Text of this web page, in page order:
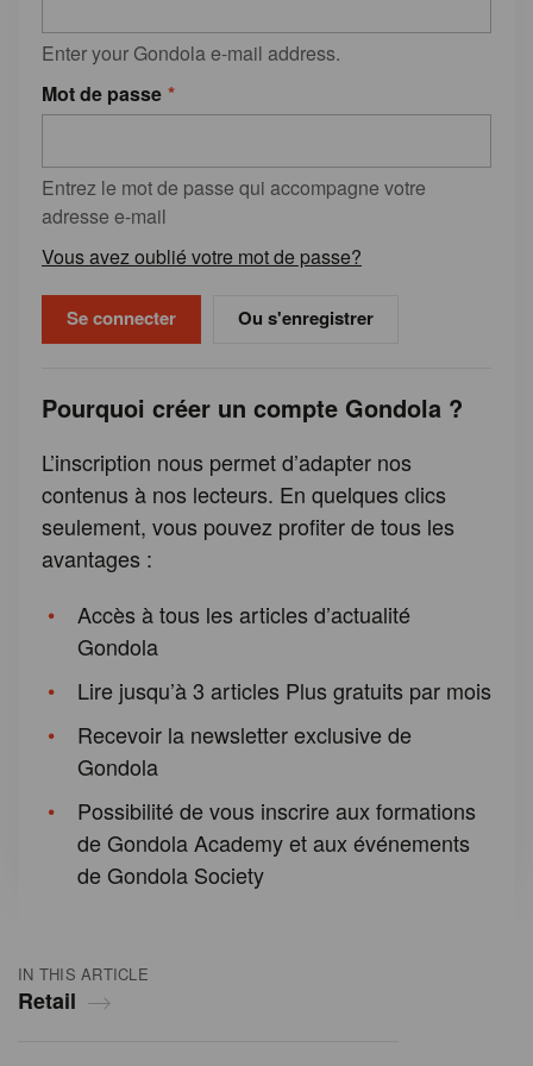
IN THIS ARTICLE
Retail
Enter your Gondola e-mail address.
Mot de passe
Entrez le mot de passe qui accompagne votre
adresse e-mail
Vous avez oublié votre mot de passe?
Ou s'enregistrer
Pourquoi créer un compte Gondola ?
L’inscription nous permet d’adapter nos
contenus à nos lecteurs. En quelques clics
seulement, vous pouvez profiter de tous les
avantages :
Accès à tous les articles d’actualité
Gondola
Lire jusqu’à 3 articles Plus gratuits par mois
Recevoir la newsletter exclusive de
Gondola
Possibilité de vous inscrire aux formations
de Gondola Academy et aux événements
de Gondola Society